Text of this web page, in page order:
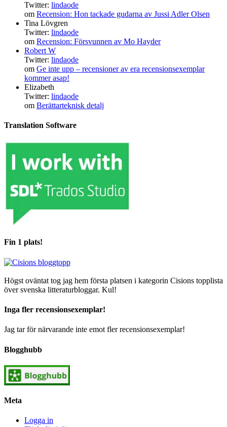
Twitter: lindaode
om Recension: Hon tackade gudarna av Jussi Adler Olsen
Tina Lövgren
Twitter: lindaode
om Recension: Försvunnen av Mo Hayder
Robert W
Twitter: lindaode
om Ge inte upp – recensioner av era recensionsexemplar
kommer asap!
Elizabeth
Twitter: lindaode
om Berättarteknisk detalj
Translation Software
Fin 1 plats!
Högst oväntat tog jag hem första platsen i kategorin Cisions topplista
över svenska litteraturbloggar. Kul!
Inga fler recensionsexemplar!
Jag tar för närvarande inte emot fler recensionsexemplar!
Blogghubb
Meta
Logga in